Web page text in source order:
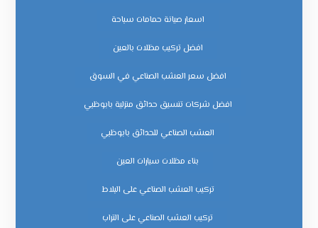
اسعار صيانة حمامات سباحة
افضل تركيب مظلات بالعين
افضل سعر العشب الصناعي في السوق
افضل شركات تنسيق حدائق منزلية بابوظبي
العشب الصناعي للحدائق بابوظبي
بناء مظلات سيارات العين
تركيب العشب الصناعي على البلاط
تركيب العشب الصناعي على التراب